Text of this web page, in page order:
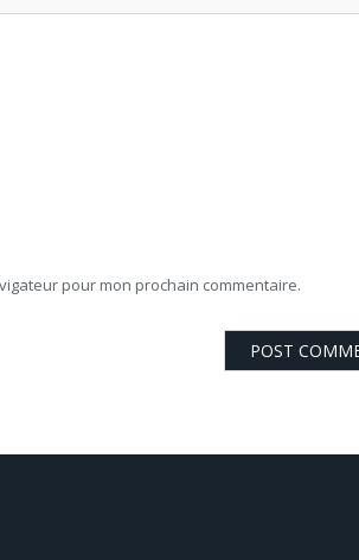
pour mon prochain commentaire.